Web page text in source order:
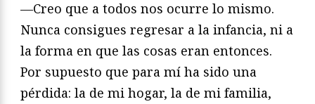
—Creo que a todos nos ocurre lo mismo.
Nunca consigues regresar a la infancia, ni a
la forma en que las cosas eran entonces.
Por supuesto que para mí ha sido una
pérdida: la de mi hogar, la de mi familia,